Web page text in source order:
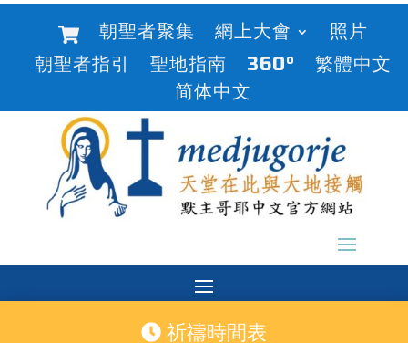
朝聖者聚集 網上大會
照片
朝聖者指引
聖地指南 360°
繁體中文
简体中文
祈禱時間表